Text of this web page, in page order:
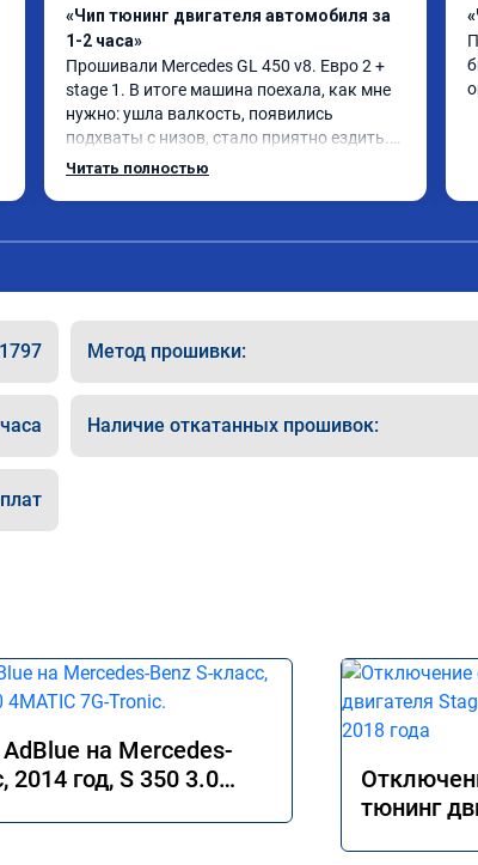
«Чип тюнинг двигателя автомобиля за
1-2 часа»
Прошивали Mercedes GL 450 v8. Евро 2 +
stage 1. В итоге машина поехала, как мне
нужно: ушла валкость, появились
подхваты с низов, стало приятно ездить.
Одни из лучших трат, в авто! 🔥
Читать полностью
Метод прошивки:
Наличие откатанных прошивок:
на Mercedes-
2014 год, S 350 3.0
тюнинг